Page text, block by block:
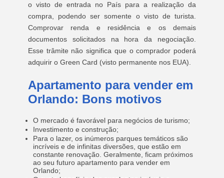
o visto de entrada no País para a realização da
compra, podendo ser somente o visto de turista.
Comprovar renda e residência e os demais
documentos solicitados na hora da negociação.
Esse trâmite não significa que o comprador poderá
adquirir o Green Card (visto permanente nos EUA).
Apartamento para vender em
Orlando: Bons motivos
O mercado é favorável para negócios de turismo;
Investimento e construção;
Para o lazer, os inúmeros parques temáticos são
incríveis e de infinitas diversões, que estão em
constante renovação. Geralmente, ficam próximos
ao seu futuro apartamento para vender em
Orlando;